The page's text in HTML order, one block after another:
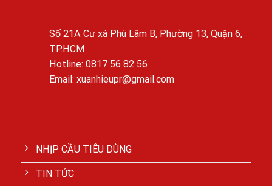
Số 21A Cư xá Phú Lâm B, Phường 13, Quận 6,
TP.HCM
Hotline: 0817 56 82 56
Email: xuanhieupr@gmail.com
NHỊP CẦU TIÊU DÙNG
TIN TỨC